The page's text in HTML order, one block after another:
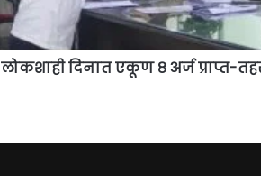
लोकशाही दिनात एकूण ८ अर्ज प्राप्त-